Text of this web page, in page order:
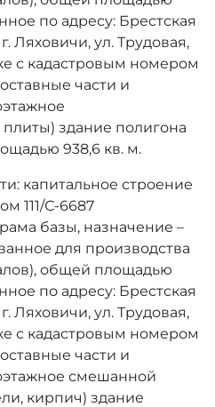
по адресу: Брестская
Ляховичи, ул. Трудовая,
с кадастровым номером
части и
здание полигона
938,6 кв. м.
капитальное строение
111/С-6687
базы, назначение –
для производства
общей площадью
по адресу: Брестская
Ляховичи, ул. Трудовая,
с кадастровым номером
части и
смешанной
кирпич) здание